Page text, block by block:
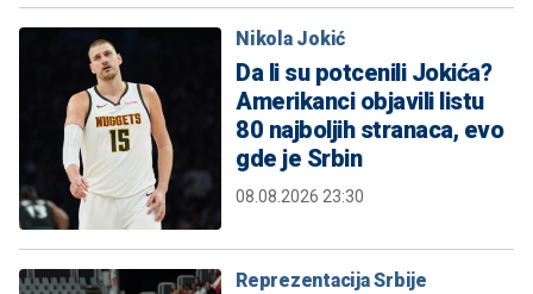
Nikola Jokić
Da li su potcenili Jokića?
Amerikanci objavili listu
80 najboljih stranaca, evo
gde je Srbin
08.08.2026 23:30
Reprezentacija Srbije